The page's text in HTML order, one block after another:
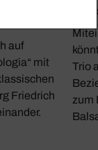
auf
mit
Friedrich
Trio
zum